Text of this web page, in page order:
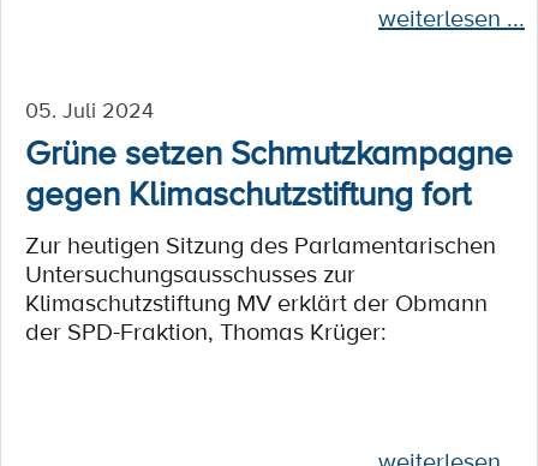
weiterlesen ...
05. Juli 2024
Grüne setzen Schmutzkampagne
gegen Klimaschutzstiftung fort
Zur heutigen Sitzung des Parlamentarischen
Untersuchungsausschusses zur
Klimaschutzstiftung MV erklärt der Obmann
der SPD-Fraktion, Thomas Krüger: